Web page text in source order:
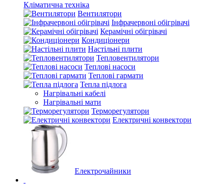
Кліматична техніка
Вентилятори
Інфрачервоні обігрівачі
Керамічні обігрівачі
Кондиціонери
Настільні плити
Тепловентилятори
Теплові насоси
Теплові гармати
Тепла підлога
Нагрівальні кабелі
Нагрівальні мати
Терморегулятори
Електричні конвектори
Електрочайники